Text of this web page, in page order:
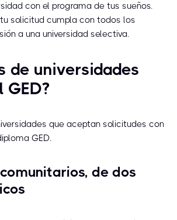
con el programa de tus sueños.
solicitud cumpla con todos los
a una universidad selectiva.
de universidades
GED?
que aceptan solicitudes con
GED.
de dos